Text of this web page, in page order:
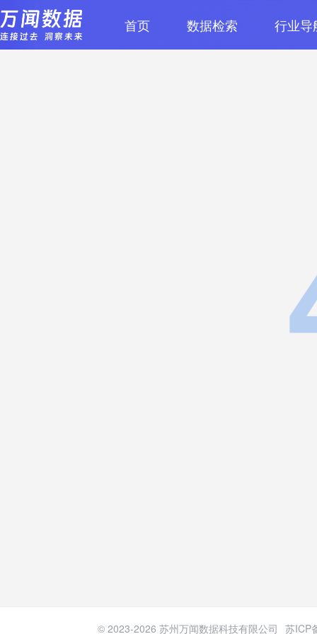
首页 数据检索 行业导
© 2023-2026 苏州万闻数据科技有限公司 苏ICP